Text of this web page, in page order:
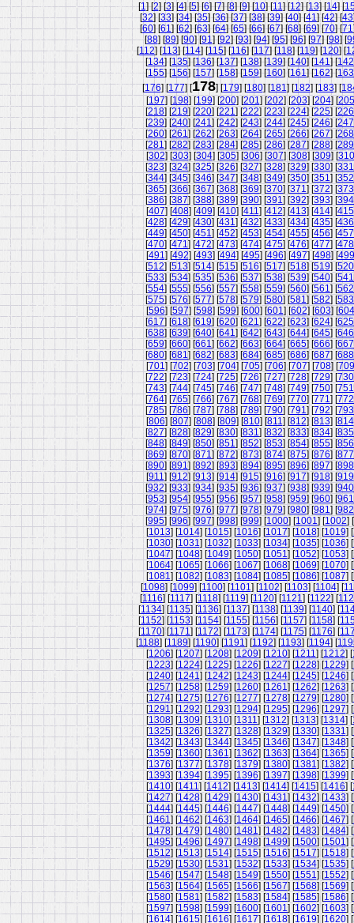
[1] [2] [3] [4] [5] [6] [7] [8] [9] [10] [11] [12] [13] [14] [
[32] [33] [34] [35] [36] [37] [38] [39] [40] [41] [42] [43
[60] [61] [62] [63] [64] [65] [66] [67] [68] [69] [70] [71
[88] [89] [90] [91] [92] [93] [94] [95] [96] [97] [98] [
[112] [113] [114] [115] [116] [117] [118] [119] [120] [
[134] [135] [136] [137] [138] [139] [140] [141] [142
[155] [156] [157] [158] [159] [160] [161] [162] [163
[176] [177] [178] [179] [180] [181] [182] [183] [
[197] [198] [199] [200] [201] [202] [203] [204] [205
[218] [219] [220] [221] [222] [223] [224] [225] [226
[239] [240] [241] [242] [243] [244] [245] [246] [247
[260] [261] [262] [263] [264] [265] [266] [267] [268
[281] [282] [283] [284] [285] [286] [287] [288] [289
[302] [303] [304] [305] [306] [307] [308] [309] [310
[323] [324] [325] [326] [327] [328] [329] [330] [331
[344] [345] [346] [347] [348] [349] [350] [351] [352
[365] [366] [367] [368] [369] [370] [371] [372] [373
[386] [387] [388] [389] [390] [391] [392] [393] [394
[407] [408] [409] [410] [411] [412] [413] [414] [415
[428] [429] [430] [431] [432] [433] [434] [435] [436
[449] [450] [451] [452] [453] [454] [455] [456] [457
[470] [471] [472] [473] [474] [475] [476] [477] [478
[491] [492] [493] [494] [495] [496] [497] [498] [499
[512] [513] [514] [515] [516] [517] [518] [519] [520
[533] [534] [535] [536] [537] [538] [539] [540] [541
[554] [555] [556] [557] [558] [559] [560] [561] [562
[575] [576] [577] [578] [579] [580] [581] [582] [583
[596] [597] [598] [599] [600] [601] [602] [603] [604
[617] [618] [619] [620] [621] [622] [623] [624] [625
[638] [639] [640] [641] [642] [643] [644] [645] [646
[659] [660] [661] [662] [663] [664] [665] [666] [667
[680] [681] [682] [683] [684] [685] [686] [687] [688
[701] [702] [703] [704] [705] [706] [707] [708] [709
[722] [723] [724] [725] [726] [727] [728] [729] [730
[743] [744] [745] [746] [747] [748] [749] [750] [751
[764] [765] [766] [767] [768] [769] [770] [771] [772
[785] [786] [787] [788] [789] [790] [791] [792] [793
[806] [807] [808] [809] [810] [811] [812] [813] [814
[827] [828] [829] [830] [831] [832] [833] [834] [835
[848] [849] [850] [851] [852] [853] [854] [855] [856
[869] [870] [871] [872] [873] [874] [875] [876] [877
[890] [891] [892] [893] [894] [895] [896] [897] [898
[911] [912] [913] [914] [915] [916] [917] [918] [919
[932] [933] [934] [935] [936] [937] [938] [939] [940
[953] [954] [955] [956] [957] [958] [959] [960] [961
[974] [975] [976] [977] [978] [979] [980] [981] [982
[995] [996] [997] [998] [999] [1000] [1001] [1002] [
[1013] [1014] [1015] [1016] [1017] [1018] [1019] [
[1030] [1031] [1032] [1033] [1034] [1035] [1036] [
[1047] [1048] [1049] [1050] [1051] [1052] [1053] [
[1064] [1065] [1066] [1067] [1068] [1069] [1070] [
[1081] [1082] [1083] [1084] [1085] [1086] [1087] [
[1098] [1099] [1100] [1101] [1102] [1103] [1104] [
[1116] [1117] [1118] [1119] [1120] [1121] [1122] [
[1134] [1135] [1136] [1137] [1138] [1139] [1140] [
[1152] [1153] [1154] [1155] [1156] [1157] [1158] [
[1170] [1171] [1172] [1173] [1174] [1175] [1176] [
[1188] [1189] [1190] [1191] [1192] [1193] [1194] [
[1206] [1207] [1208] [1209] [1210] [1211] [1212] [
[1223] [1224] [1225] [1226] [1227] [1228] [1229] [
[1240] [1241] [1242] [1243] [1244] [1245] [1246] [
[1257] [1258] [1259] [1260] [1261] [1262] [1263] [
[1274] [1275] [1276] [1277] [1278] [1279] [1280] [
[1291] [1292] [1293] [1294] [1295] [1296] [1297] [
[1308] [1309] [1310] [1311] [1312] [1313] [1314] [
[1325] [1326] [1327] [1328] [1329] [1330] [1331] [
[1342] [1343] [1344] [1345] [1346] [1347] [1348] [
[1359] [1360] [1361] [1362] [1363] [1364] [1365] [
[1376] [1377] [1378] [1379] [1380] [1381] [1382] [
[1393] [1394] [1395] [1396] [1397] [1398] [1399] [
[1410] [1411] [1412] [1413] [1414] [1415] [1416] [
[1427] [1428] [1429] [1430] [1431] [1432] [1433] [
[1444] [1445] [1446] [1447] [1448] [1449] [1450] [
[1461] [1462] [1463] [1464] [1465] [1466] [1467] [
[1478] [1479] [1480] [1481] [1482] [1483] [1484] [
[1495] [1496] [1497] [1498] [1499] [1500] [1501] [
[1512] [1513] [1514] [1515] [1516] [1517] [1518] [
[1529] [1530] [1531] [1532] [1533] [1534] [1535] [
[1546] [1547] [1548] [1549] [1550] [1551] [1552] [
[1563] [1564] [1565] [1566] [1567] [1568] [1569] [
[1580] [1581] [1582] [1583] [1584] [1585] [1586] [
[1597] [1598] [1599] [1600] [1601] [1602] [1603] [
[1614] [1615] [1616] [1617] [1618] [1619] [1620] [